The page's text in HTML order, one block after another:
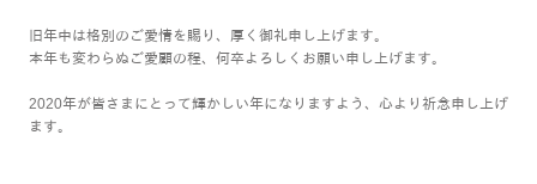
旧年中は格別のご愛情を賜り、厚く御礼申し上げます。
本年も変わらぬご愛顧の程、何卒よろしくお願い申し上げます。
2020年が皆さまにとって輝かしい年になりますよう、心より祈念申し上げ
ます。